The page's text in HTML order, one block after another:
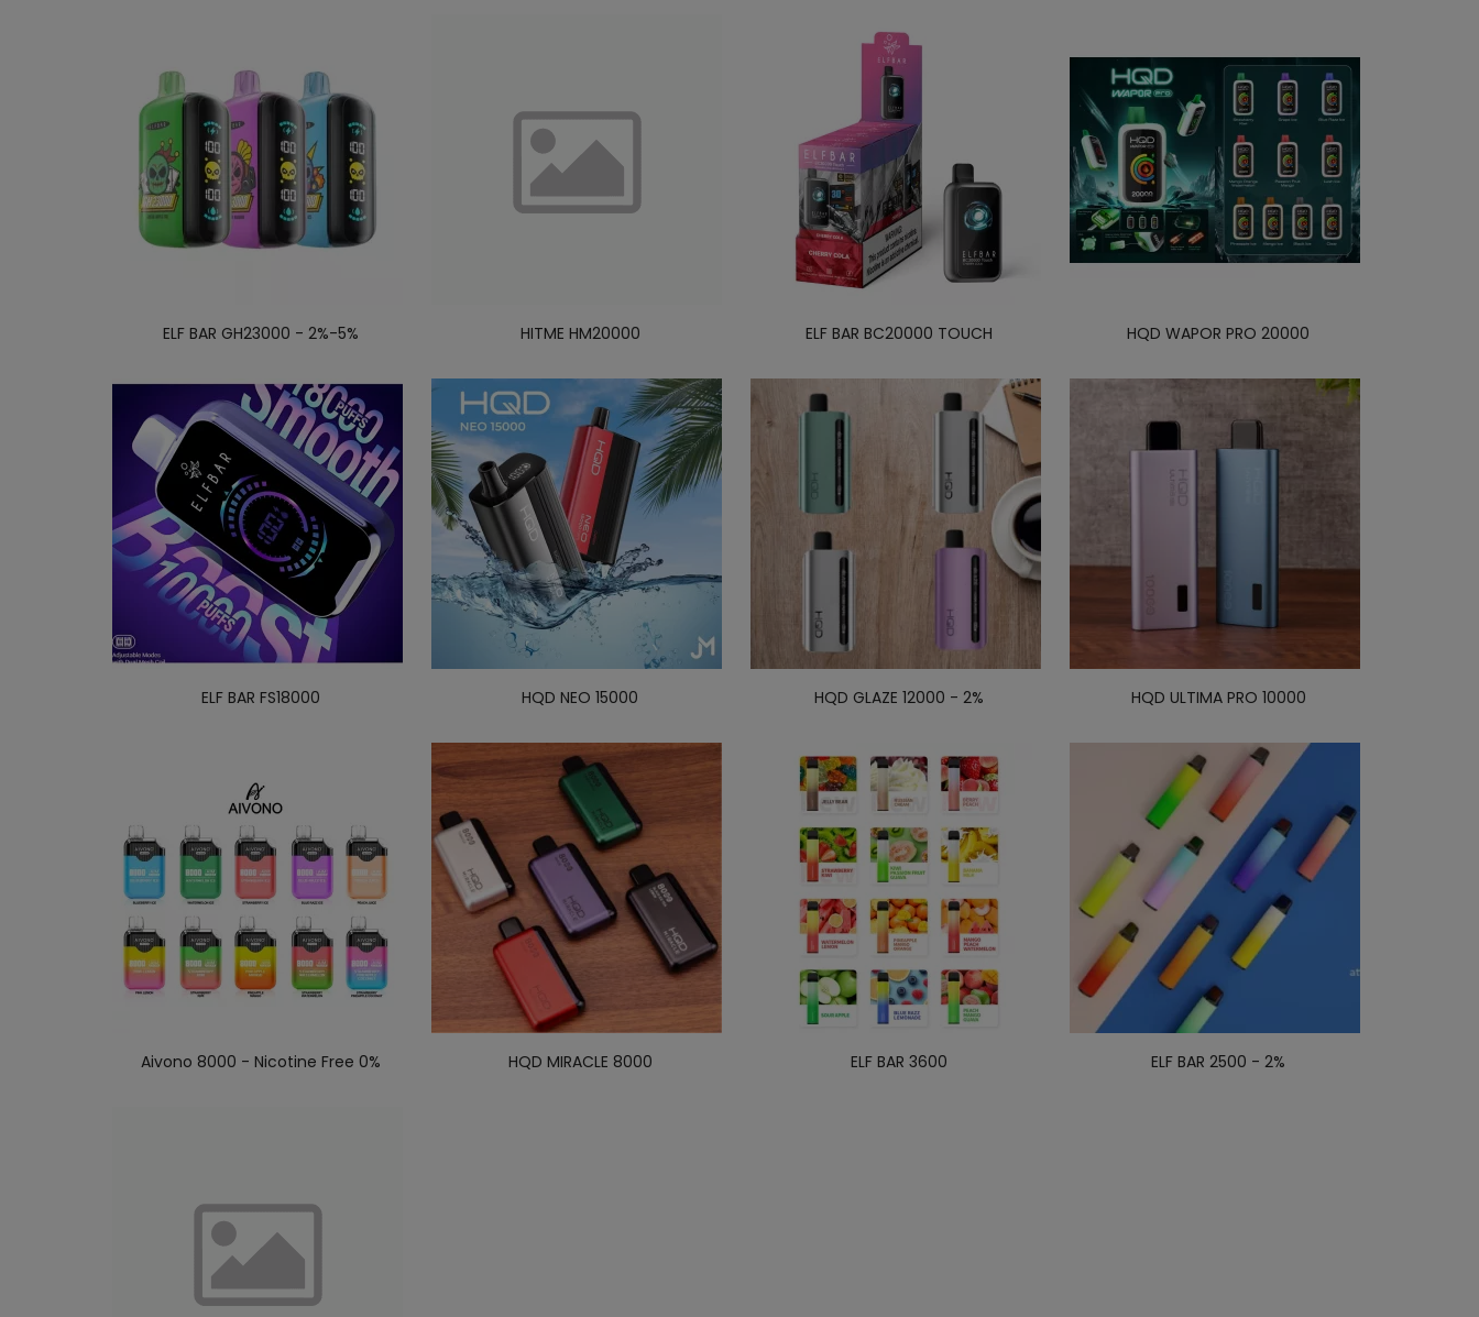
ELF BAR GH23000 - 2%-5% HITME HM20000 ELF BAR BC20000 TOUCH HQD WAPOR PRO 20000
ELF BAR FS18000 HQD NEO 15000 HQD GLAZE 12000 - 2% HQD ULTIMA PRO 10000
Aivono 8000 - Nicotine Free 0% HQD MIRACLE 8000 ELF BAR 3600 ELF BAR 2500 - 2%